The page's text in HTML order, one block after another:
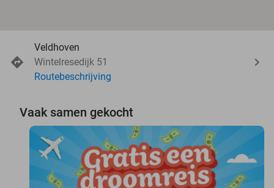
Veldhoven
Wintelresedijk 51
Routebeschrijving
Vaak samen gekocht